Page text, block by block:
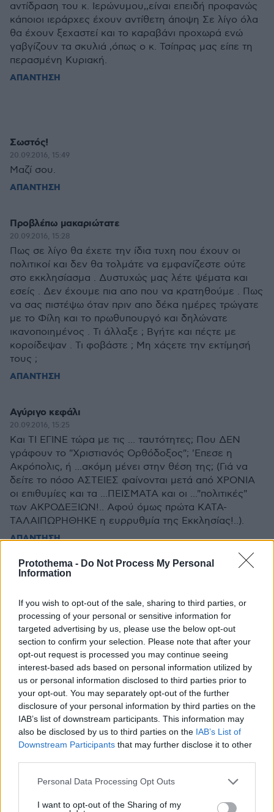
Protothema - Do Not Process My Personal
Information
If you wish to opt-out of the sale, sharing to third parties, or
processing of your personal or sensitive information for
targeted advertising by us, please use the below opt-out
section to confirm your selection. Please note that after your
opt-out request is processed you may continue seeing
interest-based ads based on personal information utilized by
us or personal information disclosed to third parties prior to
your opt-out. You may separately opt-out of the further
disclosure of your personal information by third parties on the
IAB’s list of downstream participants. This information may
also be disclosed by us to third parties on the IAB’s List of
Downstream Participants that may further disclose it to other
Please note that this website/app uses one or more Google
not limited to your visit or usage behaviour. You may click to
Personal Data Processing Opt Outs
I want to opt-out of the Sharing of my
αντίδραση του κ. Ιερώνυμου,,είναι επειδή προφανώς
κάποιοι ιεράρχες έχουν αντίθετη άποψη Σε λίγο όλα
θα έχουν ξεχαστεί και το καραβάνι προχωρά ενώ
γαβγίζουν τα σκυλιά ,όπως ο κ. Τσίπρας μας είπε τη
περασμένη Κυριακή.
ΑΠΑΝΤΗΣΗ
Σωστός!
20.09.2016, 15:49
Μαζί σου.
ΑΠΑΝΤΗΣΗ
Προβλέπω μακαριώτατε
20.09.2016, 15:28
Πως σε λίγο θα έχετε την ίδια τυχη που έχουν οι
πολιτικοί και δεν θα τολμάτε να εμφανίζεστε ούτε
στο εκκλησίασμα . Δυστυχώς μας λέτε ψέματα και
εσείς . Δεν έχουμε πια απο που να κρατηθούμε . Πως
να σας πιστέψω όταν πριν απο δέκα ημέρες τρώγατε
με το Φίλη και το πρωθυπουργό και δηλώνατε
ικανοποιημένος . Τι άλλαξε ; Βγήτε και πέςτε με
κοροίδεψαν . Τι φοβάστε ; Μη χάςετε την εκτίμησή
τους ;
ΑΠΑΝΤΗΣΗ
Αγύριγο κεφάλι
20.09.2016, 15:25
Και ΤΙ ΕΓΙΝΕ τώρα με τις ... ταυτότητες; Που ΔΕΝ
γράφουν το "Χριστιανός Ορθόδοξος"; 'Επεσε η
Ακρόπολις, ή ...ακόμη μένει στην θέση της; (Γιά να
δείτε το πόσο ΑΣΤΕΙΕΣ φαίνονται μετά από ΧΡΟΝΙΑ
οι επιθυμίες και τα ...ΠΕΙΣΜΑΤΑ και οι ..."πολιτικές"
των ΑΚΡΟΔΕΞΙΩΝ!.. Αφού όμως πρώτα ΚΑΤΑ-
ΤΑΛΑΙΠΩΡΗΘΗΚΕ η ευρρυθμία της Εκκλησίας!..).
ΑΠΑΝΤΗΣΗ
Αγύριγο κεφάλι
Λες, να ... μην είχε να φάει στο σπίτι του;
ΑΠΑΝΤΗΣΗ
Αγύριγο κεφάλι
20.09.2016, 15:21
ΕΠΑΝΑΛΑΜΒΑΝΩ: Τα θρησκευτικά ΔΕΝ πρέπει να
καταργηθούν, ούτε να περιοριστούν. Στο κάτω-κάτω
είναι ΠΟΛΙΤΙΣΜΟΣ!
20.09.2016, 15:18